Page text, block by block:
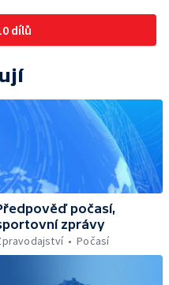
dílů
počasí,
zprávy
Počasí